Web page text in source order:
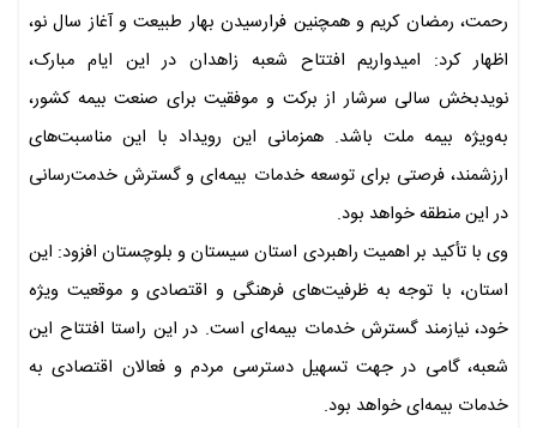
رحمت، رمضان کریم و همچنین فرارسیدن بهار طبیعت و آغاز سال نو،
اظهار کرد: امیدواریم افتتاح شعبه زاهدان در این ایام مبارک،
نویدبخش سالی سرشار از برکت و موفقیت برای صنعت بیمه کشور،
به‌ویژه بیمه ملت باشد. همزمانی این رویداد با این مناسبت‌های
ارزشمند، فرصتی برای توسعه خدمات بیمه‌ای و گسترش خدمت‌رسانی
در این منطقه خواهد بود.
وی با تأکید بر اهمیت راهبردی استان سیستان و بلوچستان افزود: این
استان، با توجه به ظرفیت‌های فرهنگی و اقتصادی و موقعیت ویژه
خود، نیازمند گسترش خدمات بیمه‌ای است. در این راستا افتتاح این
شعبه، گامی در جهت تسهیل دسترسی مردم و فعالان اقتصادی به
خدمات بیمه‌ای خواهد بود.